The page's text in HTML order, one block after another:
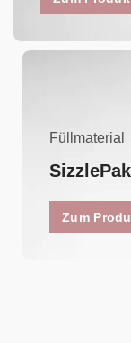
Füllmaterial
Zum